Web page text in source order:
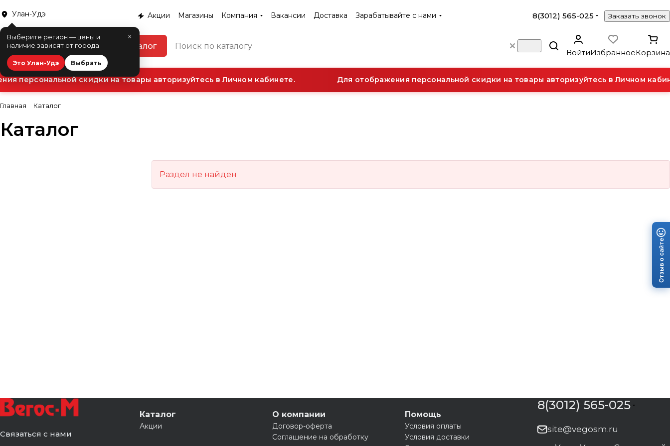
Улан-Удэ
×
Выберите регион — цены и
наличие зависят от города
Это Улан-Удэ Выбрать
Акции Магазины Компания Вакансии Доставка Зарабатывайте с нами 8(3012) 565-025 Заказать звонок
Каталог
ВойтиИзбранноеКорзина
персональной скидки на товары авторизуйтесь в Личном кабинете. Для отображения персональной скидки на товары авторизуйтесь в Личном
Главная Каталог
Каталог
Раздел не найден
Связаться с нами
Каталог
Акции
О компании
Договор-оферта
Соглашение на обработку
Помощь
Условия оплаты
Условия доставки
8(3012) 565-025
site@vegosm.ru
Отзыв о сайте